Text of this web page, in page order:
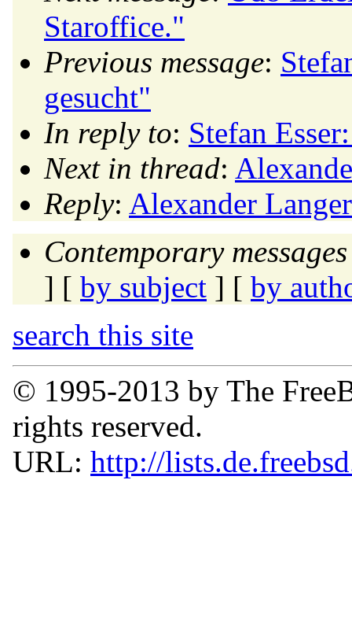
Staroffice."
Previous message:
gesucht"
In reply to: Stefan
Next in thread:
Reply: Alexander
Contemporary
] [ by subject ] [ by
search this site
© 1995-2013 by The
rights reserved.
URL: http://